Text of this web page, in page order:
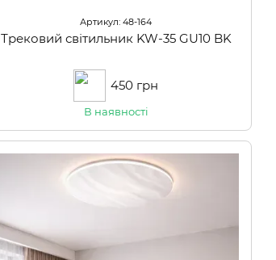
Артикул: 48-164
Трековий світильник KW-35 GU10 BK
450 грн
В наявності